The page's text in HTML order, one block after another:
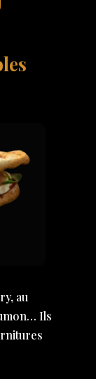
au
Ils